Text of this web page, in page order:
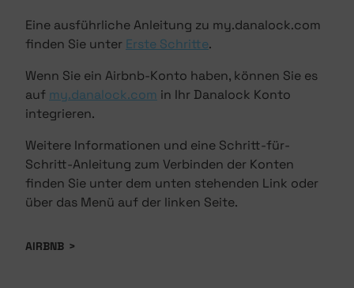
Eine ausführliche Anleitung zu my.danalock.com
finden Sie unter Erste Schritte.
Wenn Sie ein Airbnb-Konto haben, können Sie es
auf my.danalock.com in Ihr Danalock Konto
integrieren.
Weitere Informationen und eine Schritt-für-
Schritt-Anleitung zum Verbinden der Konten
finden Sie unter dem unten stehenden Link oder
über das Menü auf der linken Seite.
AIRBNB >